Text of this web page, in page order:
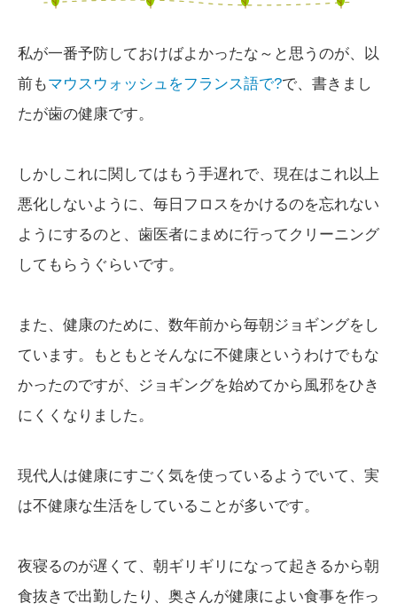
私が一番予防しておけばよかったな～と思うのが、以
前もマウスウォッシュをフランス語で?で、書きまし
たが歯の健康です。
しかしこれに関してはもう手遅れで、現在はこれ以上
悪化しないように、毎日フロスをかけるのを忘れない
ようにするのと、歯医者にまめに行ってクリーニング
してもらうぐらいです。
また、健康のために、数年前から毎朝ジョギングをし
ています。もともとそんなに不健康というわけでもな
かったのですが、ジョギングを始めてから風邪をひき
にくくなりました。
現代人は健康にすごく気を使っているようでいて、実
は不健康な生活をしていることが多いです。
夜寝るのが遅くて、朝ギリギリになって起きるから朝
食抜きで出勤したり、奥さんが健康によい食事を作っ